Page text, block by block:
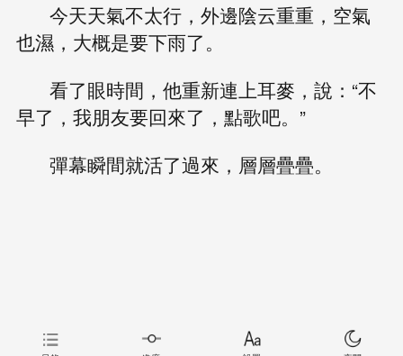
今天天氣不太行，外邊陰云重重，空氣
也濕，大概是要下雨了。
看了眼時間，他重新連上耳麥，說：“不
早了，我朋友要回來了，點歌吧。”
彈幕瞬間就活了過來，層層疊疊。